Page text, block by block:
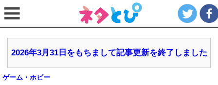
2026年3月31日をもちまして記事更新を終了しました
ゲーム・ホビー